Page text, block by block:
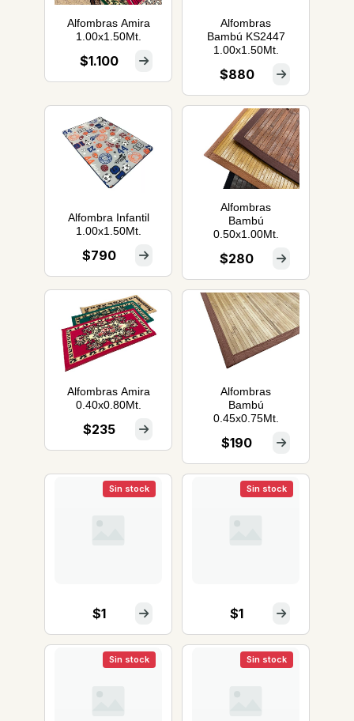
Alfombras Amira
1.00x1.50Mt.
$1.100
Alfombras
Bambú KS2447
1.00x1.50Mt.
$880
Alfombra Infantil
1.00x1.50Mt.
$790
Alfombras
Bambú
0.50x1.00Mt.
$280
Alfombras Amira
0.40x0.80Mt.
$235
Alfombras
Bambú
0.45x0.75Mt.
$190
Sin stock
$1
Sin stock
$1
Sin stock Sin stock